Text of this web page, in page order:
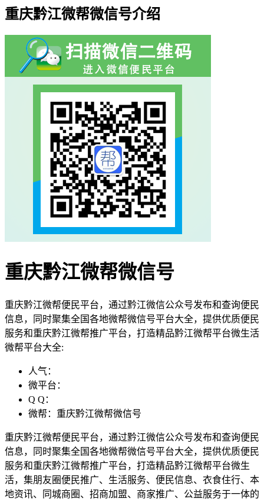
重庆黔江微帮微信号介绍
重庆黔江微帮微信号
重庆黔江微帮便民平台，通过黔江微信公众号发布和查询便民
信息，同时聚集全国各地微帮微信号平台大全，提供优质便民
服务和重庆黔江微帮推广平台，打造精品黔江微帮平台微生活
微帮平台大全:
人气：
微平台：
Q Q：
微帮：重庆黔江微帮微信号
重庆黔江微帮便民平台，通过黔江微信公众号发布和查询便民
信息，同时聚集全国各地微帮微信号平台大全，提供优质便民
服务和重庆黔江微帮推广平台，打造精品黔江微帮平台微生
活，集朋友圈便民推广、生活服务、便民信息、衣食住行、本
地资讯、同城商圈、招商加盟、商家推广、公益服务于一体的